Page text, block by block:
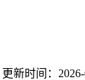
更新时间：